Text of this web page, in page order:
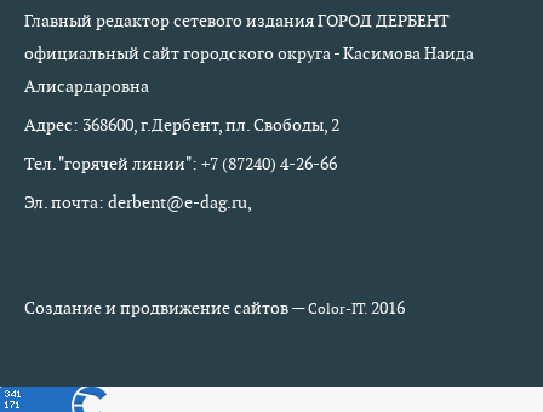
Главный редактор сетевого издания ГОРОД ДЕРБЕНТ
официальный сайт городского округа - Касимова Наида
Алисардаровна
Адрес: 368600, г.Дербент, пл. Свободы, 2
Тел. "горячей линии": +7 (87240) 4-26-66
Эл. почта: derbent@e-dag.ru,
Создание и продвижение сайтов —Color-IT.2016